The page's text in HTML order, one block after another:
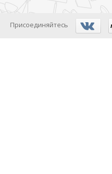
Присоединяйтесь